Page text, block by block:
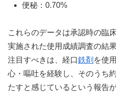
便秘：0.70%
これらのデータは承認時の臨
実施された使用成績調査の結
注目すべきは、経口鉄剤 を使
心・嘔吐を経験し、そのうち
たすと感じているという報告